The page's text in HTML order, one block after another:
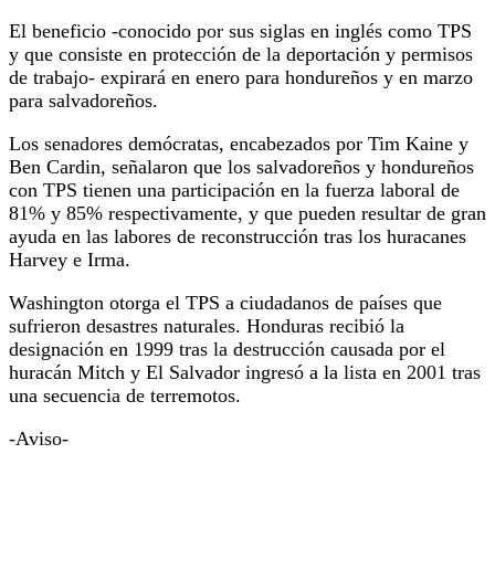
El beneficio -conocido por sus siglas en inglés como TPS
y que consiste en protección de la deportación y permisos
de trabajo- expirará en enero para hondureños y en marzo
para salvadoreños.
Los senadores demócratas, encabezados por Tim Kaine y
Ben Cardin, señalaron que los salvadoreños y hondureños
con TPS tienen una participación en la fuerza laboral de
81% y 85% respectivamente, y que pueden resultar de gran
ayuda en las labores de reconstrucción tras los huracanes
Harvey e Irma.
Washington otorga el TPS a ciudadanos de países que
sufrieron desastres naturales. Honduras recibió la
designación en 1999 tras la destrucción causada por el
huracán Mitch y El Salvador ingresó a la lista en 2001 tras
una secuencia de terremotos.
-Aviso-